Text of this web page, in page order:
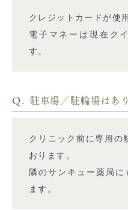
クレジットカードが使
電子マネーは現在ク
す。
Q. 駐車場／駐輪場はあ
クリニック前に専用の
おります。
隣のサンキュー薬局
ます。